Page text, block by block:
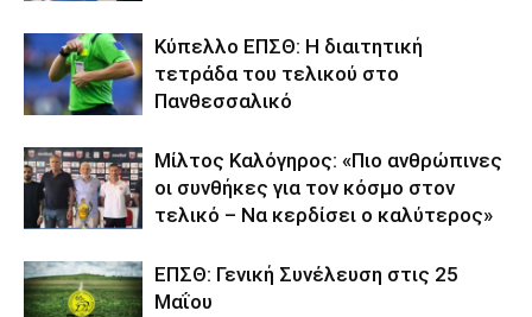
Κύπελλο ΕΠΣΘ: Η διαιτητική
τετράδα του τελικού στο
Πανθεσσαλικό
Μίλτος Καλόγηρος: «Πιο ανθρώπινες
οι συνθήκες για τον κόσμο στον
τελικό – Να κερδίσει ο καλύτερος»
ΕΠΣΘ: Γενική Συνέλευση στις 25
Μαΐου